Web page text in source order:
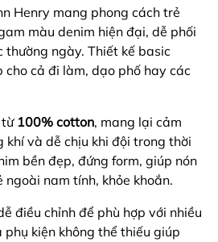
Henry mang phong cách trẻ
màu denim hiện đại, dễ phối
thường ngày. Thiết kế basic
cho cả đi làm, dạo phố hay các
từ 100% cotton, mang lại cảm
khí và dễ chịu khi đội trong thời
bền đẹp, đứng form, giúp nón
nam tính, khỏe khoắn.
điều chỉnh để phù hợp với nhiều
kiện không thể thiếu giúp